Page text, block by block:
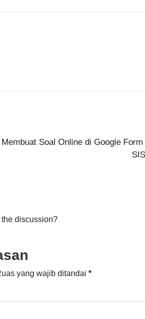
Soal Online di Google
the discussion?
yang wajib ditandai *